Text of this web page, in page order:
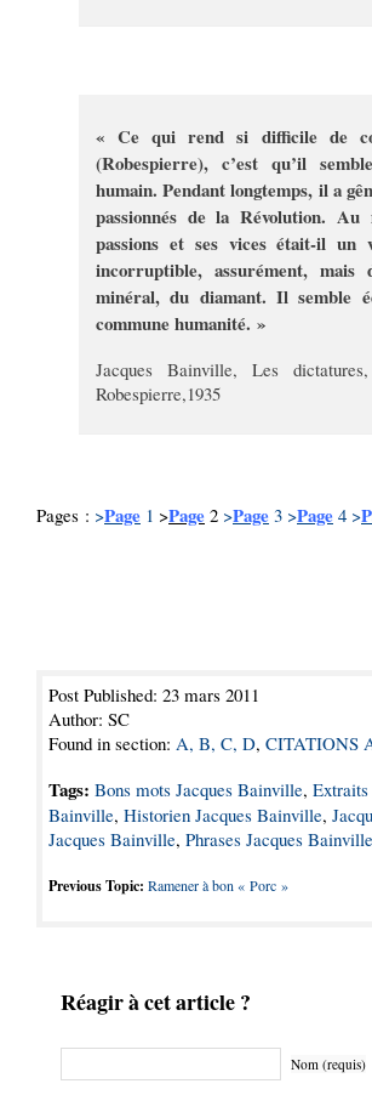
« Ce qui rend si difficile de
(Robespierre), c’est qu’il
humain. Pendant longtemps, il a
passionnés de la Révolution. Au
passions et ses vices était-il un
incorruptible, assurément,
minéral, du diamant. Il semble
commune humanité. »
Jacques Bainville, Les
Robespierre,1935
Pages : >Page 1 >Page 2 >Page 3 >Page 4 >
Post Published: 23 mars 2011
Author: SC
Found in section: A, B, C, D, CITATIONS
Tags: Bons mots Jacques Bainville, Extraits
Bainville, Historien Jacques Bainville,
Jacques Bainville, Phrases Jacques Bainville
Previous Topic: Ramener à bon « Porc »
Réagir à cet article ?
Nom (requis)